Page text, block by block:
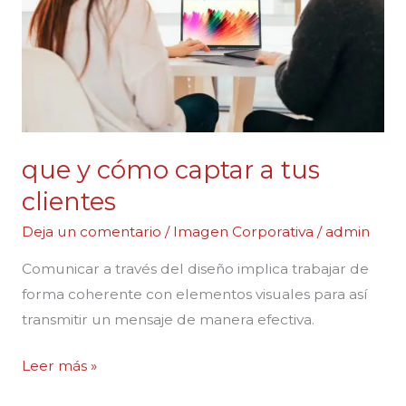
que y cómo captar a tus
clientes
Deja un comentario / Imagen Corporativa /admin
Comunicar a través del diseño implica trabajar de
forma coherente con elementos visuales para así
transmitir un mensaje de manera efectiva.
tus
clientes
Leer más »